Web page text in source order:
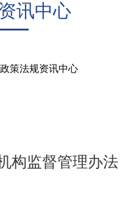
资讯中心
策法规资讯中心
构监督管理办法